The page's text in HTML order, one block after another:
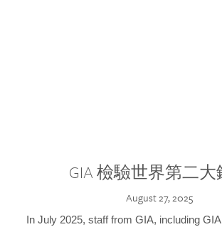
GIA 檢驗世界第二大
August 27, 2025
In July 2025, staff from GIA, including